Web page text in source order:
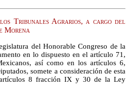
Tribunales Agrarios, a cargo del
Morena
del Honorable Congreso de la
en lo dispuesto en el artículo 71,
así como en los artículos 6,
somete a consideración de esta
8 fracción IX y 30 de la Ley